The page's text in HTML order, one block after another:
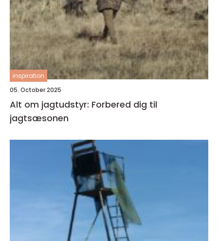
inspiration
05. October 2025
Alt om jagtudstyr: Forbered dig til
jagtsæsonen